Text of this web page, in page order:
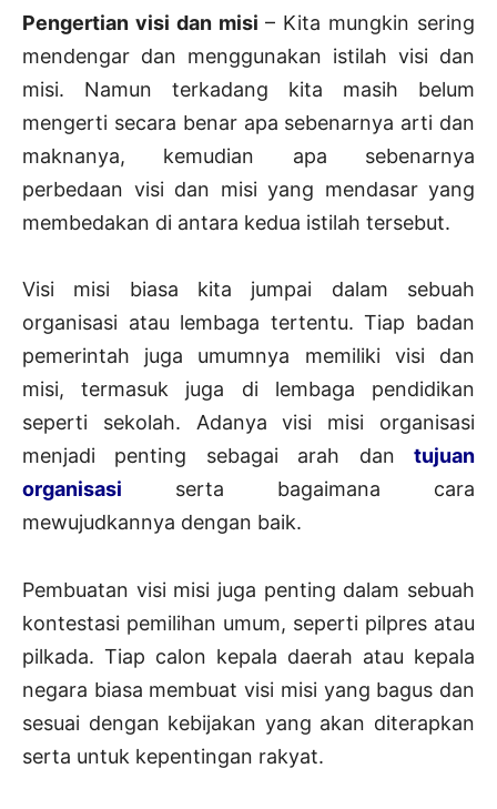
Pengertian visi dan misi – Kita mungkin sering
mendengar dan menggunakan istilah visi dan
misi. Namun terkadang kita masih belum
mengerti secara benar apa sebenarnya arti dan
maknanya, kemudian apa sebenarnya
perbedaan visi dan misi yang mendasar yang
membedakan di antara kedua istilah tersebut.
Visi misi biasa kita jumpai dalam sebuah
organisasi atau lembaga tertentu. Tiap badan
pemerintah juga umumnya memiliki visi dan
misi, termasuk juga di lembaga pendidikan
seperti sekolah. Adanya visi misi organisasi
menjadi penting sebagai arah dan tujuan
organisasi serta bagaimana cara
mewujudkannya dengan baik.
Pembuatan visi misi juga penting dalam sebuah
kontestasi pemilihan umum, seperti pilpres atau
pilkada. Tiap calon kepala daerah atau kepala
negara biasa membuat visi misi yang bagus dan
sesuai dengan kebijakan yang akan diterapkan
serta untuk kepentingan rakyat.